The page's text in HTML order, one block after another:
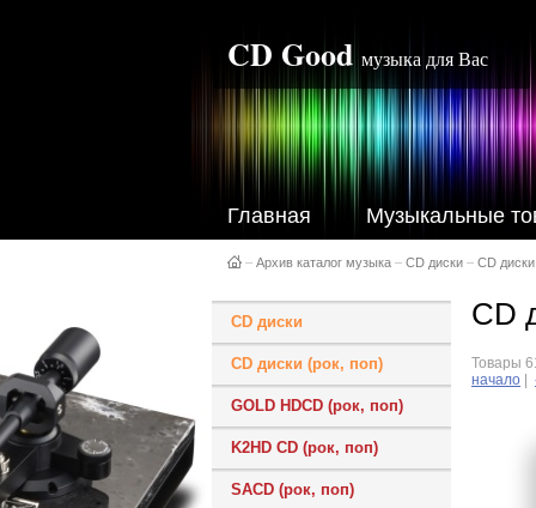
CD Good музыка для Вас
Главная Музыкальные
– Архив каталог музыка – CD диски – CD
CD диски
CD диски (рок, поп)
GOLD HDCD (рок, поп)
K2HD CD (рок, поп)
SACD (рок, поп)
CD
Товары
начало